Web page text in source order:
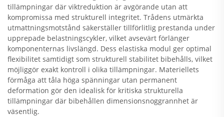
tillämpningar där viktreduktion är avgörande utan att
kompromissa med strukturell integritet. Trådens utmärkta
utmattningsmotstånd säkerställer tillförlitlig prestanda under
upprepade belastningscykler, vilket avsevärt förlänger
komponenternas livslängd. Dess elastiska modul ger optimal
flexibilitet samtidigt som strukturell stabilitet bibehålls, vilket
möjliggör exakt kontroll i olika tillämpningar. Materiellets
förmåga att tåla höga spänningar utan permanent
deformation gör den idealisk för kritiska strukturella
tillämpningar där bibehållen dimensionsnoggrannhet är
väsentlig.